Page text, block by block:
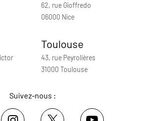
62, rue Gioffredo
06000 Nice
Toulouse
43, rue Peyrolières
31000 Toulouse
Suivez-nous :